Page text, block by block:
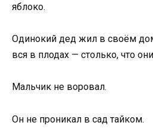
яблоко.
Одинокий дед жил в своём
вся в плодах — столько, что
Мальчик не воровал.
Он не проникал в сад тайком.